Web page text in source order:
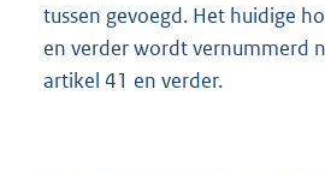
tussen gevoegd. Het huidige
en verder wordt vernummerd
artikel 41 en verder.